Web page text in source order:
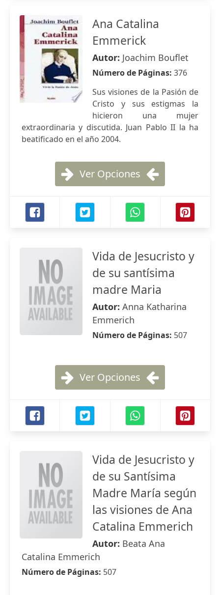
Ana Catalina
Emmerick
Autor: Joachim Bouflet
Número de Páginas: 376
Sus visiones de la Pasión de
Cristo y sus estigmas la
hicieron una mujer
extraordinaria y discutida. Juan Pablo II la ha
beatificado en el año 2004.
Ver Opciones
Vida de Jesucristo y
de su santísima
madre Maria
Autor: Anna Katharina
Emmerich
Número de Páginas: 507
Ver Opciones
Vida de Jesucristo y
de su Santísima
Madre María según
las visiones de Ana
Catalina Emmerich
Autor: Beata Ana
Catalina Emmerich
Número de Páginas: 507